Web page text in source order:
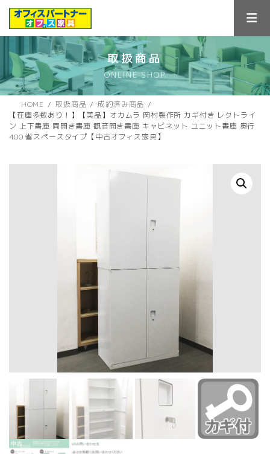
ス
キ
ン
に
取扱商品
ONLINE SHOP
HOME 取扱商品
成約済み商品
【在庫多数あり！】【美品】オカムラ 岡村製作所 カギ付き レクトライ
ン 上下書庫 両開き書庫 観音開き書庫 キャビネット ユニット書庫 奥行
400 省スペースタイプ【中古オフィス家具】